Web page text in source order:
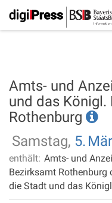
Amts- und
und das Königl.
Rothenburg
Samstag, 5.
enthält: Amts- und
Bezirksamt Rothenburg
die Stadt und das